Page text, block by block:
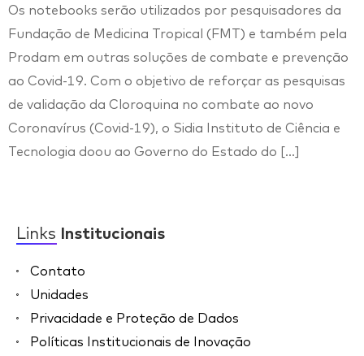
Os notebooks serão utilizados por pesquisadores da
Fundação de Medicina Tropical (FMT) e também pela
Prodam em outras soluções de combate e prevenção
ao Covid-19. Com o objetivo de reforçar as pesquisas
de validação da Cloroquina no combate ao novo
Coronavírus (Covid-19), o Sidia Instituto de Ciência e
Tecnologia doou ao Governo do Estado do […]
Links Institucionais
Contato
Unidades
Privacidade e Proteção de Dados
Políticas Institucionais de Inovação